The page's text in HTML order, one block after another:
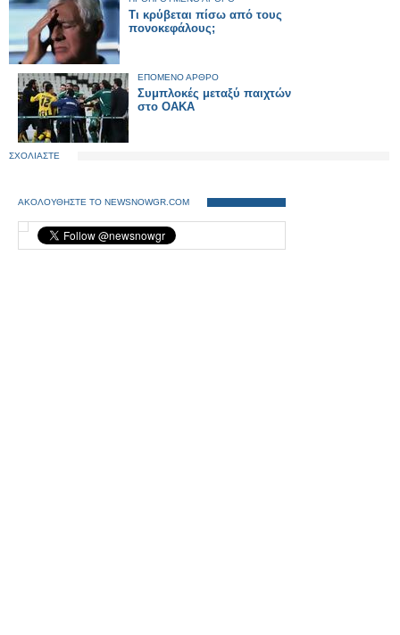
Tι κρύβεται πίσω από τους
πονοκεφάλους;
ΕΠΟΜΕΝΟ ΑΡΘΡΟ
Συμπλοκές μεταξύ παιχτών
στο ΟΑΚΑ
ΣΧΟΛΙΑΣΤΕ
ΑΚΟΛΟΥΘΗΣΤΕ ΤΟ NEWSNOWGR.COM